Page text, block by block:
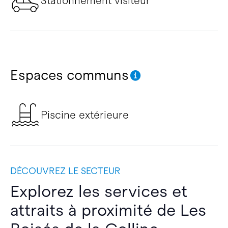
Espaces communs
Piscine extérieure
DÉCOUVREZ LE SECTEUR
Explorez les services et
attraits à proximité de Les